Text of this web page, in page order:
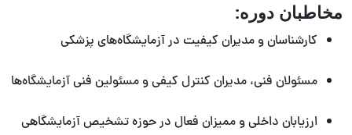
مخاطبان دوره:
کارشناسان و مدیران کیفیت در آزمایشگاه‌های پزشکی
مسئولان فنی، مدیران کنترل کیفی و مسئولین فنی آزمایشگاه‌ها
ارزیابان داخلی و ممیزان فعال در حوزه تشخیص آزمایشگاهی